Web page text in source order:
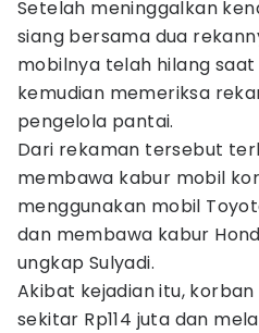
Setelah meninggalkan
siang bersama dua
mobilnya telah hilang
kemudian memeriksa
pengelola pantai.
Dari rekaman tersebut
membawa kabur mobil
menggunakan mobil
dan membawa kabur
ungkap Sulyadi.
Akibat kejadian itu,
sekitar Rp114 juta dan